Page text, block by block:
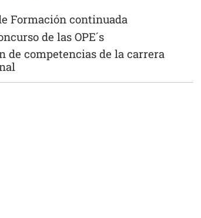
Formación continuada
de las OPE´s
de competencias de la carrera